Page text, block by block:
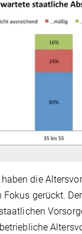
die
Fokus gerückt.